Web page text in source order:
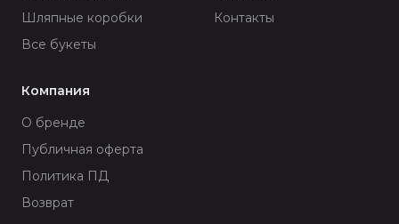
Шляпные коробки
Все букеты
Контакты
Компания
О бренде
Публичная оферта
Политика ПД
Возврат